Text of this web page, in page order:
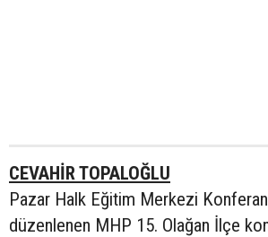
CEVAHİR TOPALOĞLU
Pazar Halk Eğitim Merkezi
düzenlenen MHP 15. Olağan İlçe